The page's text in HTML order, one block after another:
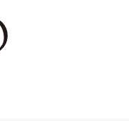
により被害にあわれ